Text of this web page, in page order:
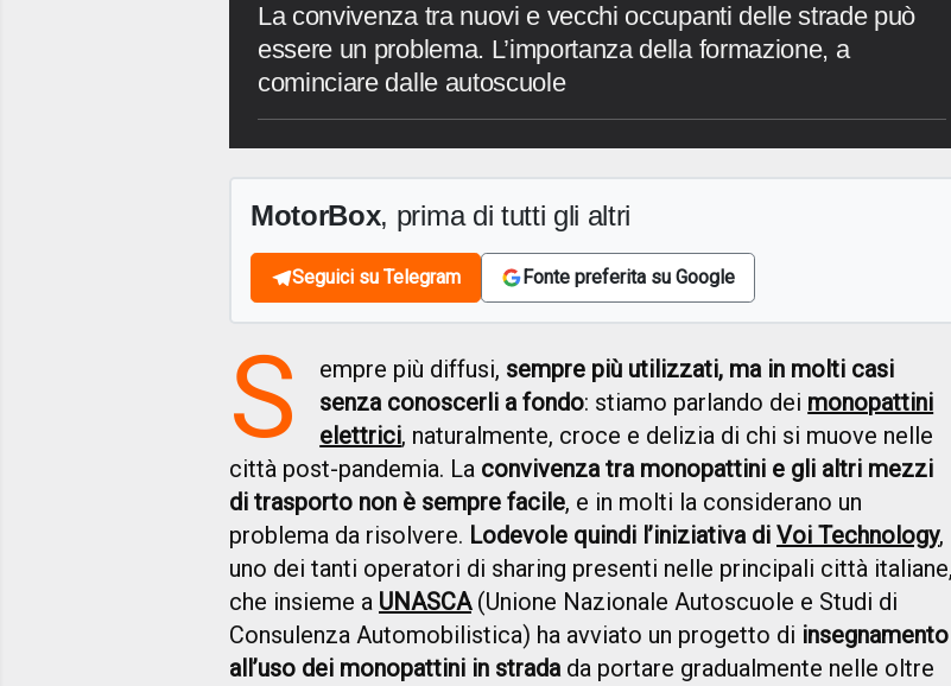
La convivenza tra nuovi e vecchi occupanti delle strade può
essere un problema. L’importanza della formazione, a
cominciare dalle autoscuole
MotorBox, prima di tutti gli altri
Seguici su Telegram Fonte preferita su Google
S empre più diffusi, sempre più utilizzati, ma in molti casi
senza conoscerli a fondo: stiamo parlando dei monopattini
elettrici, naturalmente, croce e delizia di chi si muove nelle
città post-pandemia. La convivenza tra monopattini e gli altri mezzi
di trasporto non è sempre facile, e in molti la considerano un
problema da risolvere. Lodevole quindi l’iniziativa di Voi Technology,
uno dei tanti operatori di sharing presenti nelle principali città italiane,
che insieme a UNASCA(Unione Nazionale Autoscuole e Studi di
Consulenza Automobilistica) ha avviato un progetto di insegnamento
all’uso dei monopattini in stradada portare gradualmente nelle oltre